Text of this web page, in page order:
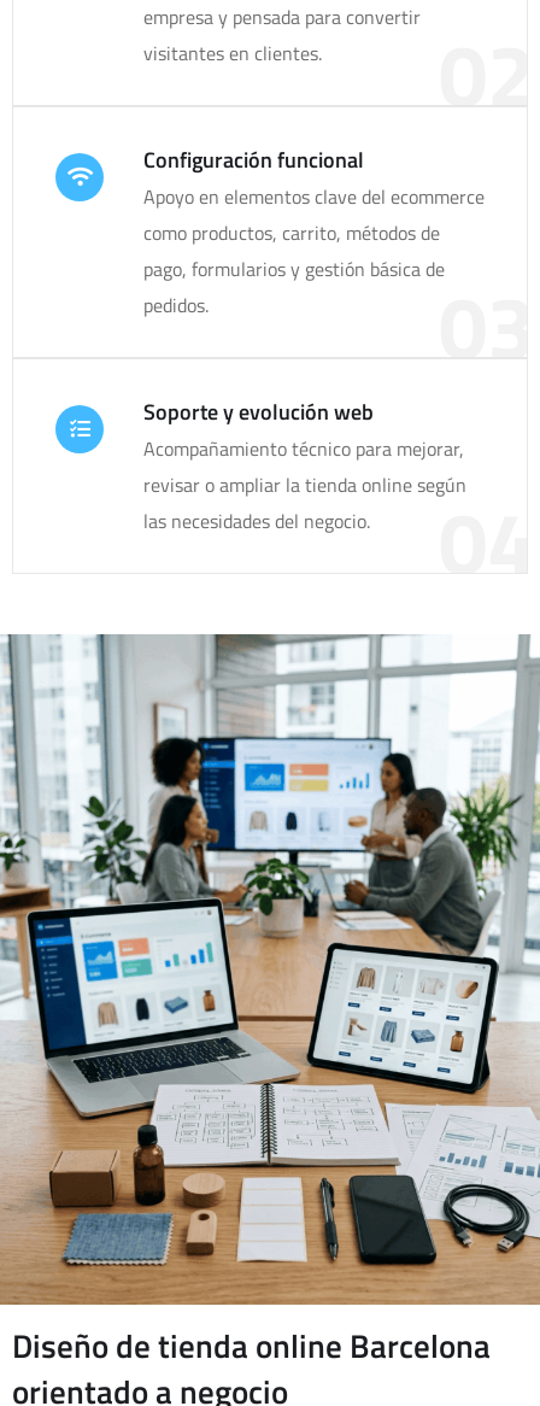
02
empresa y pensada para convertir
visitantes en clientes.
03
Configuración funcional
Apoyo en elementos clave del ecommerce
como productos, carrito, métodos de
pago, formularios y gestión básica de
pedidos.
04
Soporte y evolución web
Acompañamiento técnico para mejorar,
revisar o ampliar la tienda online según
las necesidades del negocio.
Diseño de tienda online Barcelona
orientado a negocio